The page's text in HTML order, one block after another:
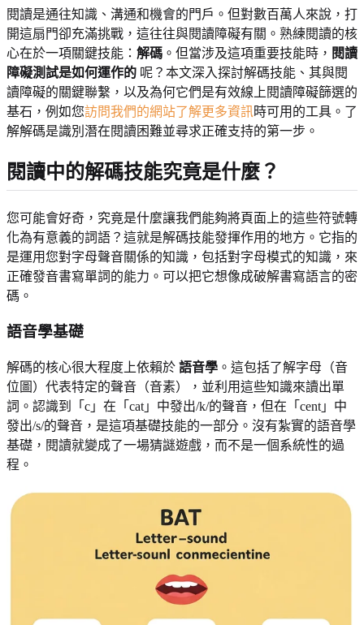
閱讀是通往知識、溝通和機會的門戶。但對數百萬人來說，打
開這扇門卻充滿挑戰，這往往與閱讀障礙有關。熟練閱讀的核
心在於一項關鍵技能： 解碼 。但當涉及這項重要技能時， 閱讀
障礙測試是如何運作的 呢？本文深入探討解碼技能、其與閱
讀障礙的關鍵聯繫，以及為何它們是有效線上閱讀障礙篩選的
基石，例如您訪問我們的網站了解更多資訊時可用的工具。了
解解碼是識別潛在閱讀困難並尋求正確支持的第一步。
閱讀中的解碼技能究竟是什麼？
您可能會好奇，究竟是什麼讓我們能夠將頁面上的這些符號轉
化為有意義的詞語？這就是解碼技能發揮作用的地方。它指的
是運用您對字母聲音關係的知識，包括對字母模式的知識，來
正確發音書寫單詞的能力。可以把它想像成破解書寫語言的密
碼。
語音學基礎
解碼的核心很大程度上依賴於 語音學 。這包括了解字母（音
位圖）代表特定的聲音（音素），並利用這些知識來讀出單
詞。認識到「c」在「cat」中發出/k/的聲音，但在「cent」中
發出/s/的聲音，是這項基礎技能的一部分。沒有紮實的語音學
基礎，閱讀就變成了一場猜謎遊戲，而不是一個系統性的過
程。